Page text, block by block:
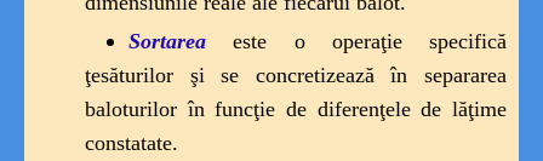
Sortarea
este o operaţie specifică
ţesăturilor şi se concretizează în se­pararea
baloturilor în funcţie de diferenţele de lăţime
constatate.